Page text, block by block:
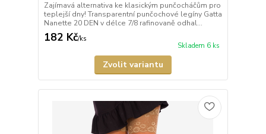
Zajímavá alternativa ke klasickým punčocháčům pro
teplejší dny! Transparentní punčochové legíny Gatta
Nanette 20 DEN v délce 7/8 rafinovaně odhal...
182 Kč/ks
Skladem 6 ks
Zvolit variantu